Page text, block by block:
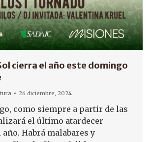
cierra el año este domingo
26 diciembre, 2024
como siempre a partir de las
el último atardecer
Habrá malabares y